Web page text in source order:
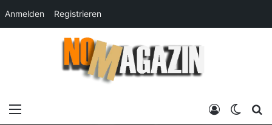
Anmelden Registrieren
Menü Skin
Anmelden